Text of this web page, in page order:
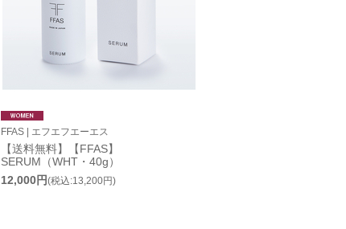
FFAS | エフエフエーエス
【送料無料】【FFAS】
SERUM（WHT・40g）
12,000円(税込:13,200円)